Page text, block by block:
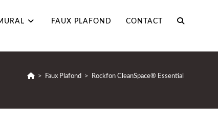
FAUX PLAFOND CONTACT
> Faux Plafond > Rockfon CleanSpace® Essential